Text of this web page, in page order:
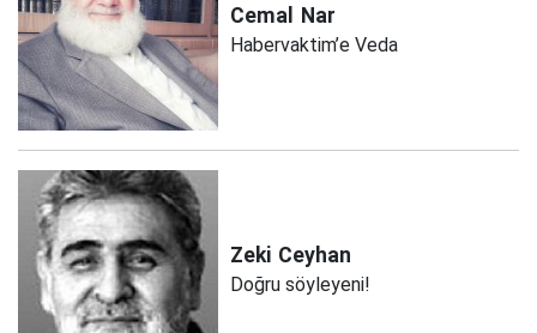
Cemal Nar
Habervaktim’e Veda
Zeki Ceyhan
Doğru söyleyeni!